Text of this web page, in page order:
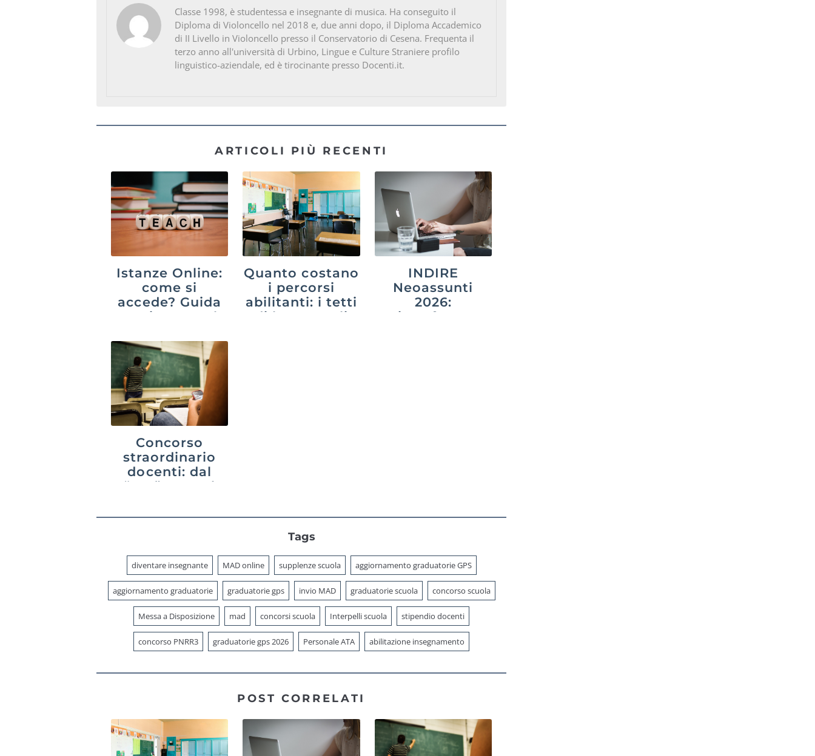
Classe 1998, è studentessa e insegnante di musica. Ha conseguito il
Diploma di Violoncello nel 2018 e, due anni dopo, il Diploma Accademico
di II Livello in Violoncello presso il Conservatorio di Cesena. Frequenta il
terzo anno all'università di Urbino, Lingue e Culture Straniere profilo
linguistico-aziendale, ed è tirocinante presso Docenti.it.
ARTICOLI PIÙ RECENTI
Istanze Online:
come si
accede? Guida
aggiornata al
Quanto costano
i percorsi
abilitanti: i tetti
di legge e gli
INDIRE
Neoassunti
2026:
piattaforma,
Concorso
straordinario
docenti: dal
“Ter” 2023 al
Tags
diventare insegnante MAD online supplenze scuola aggiornamento graduatorie GPS
aggiornamento graduatorie graduatorie gps invio MAD graduatorie scuola concorso scuola
Messa a Disposizione mad concorsi scuola Interpelli scuola stipendio docenti
concorso PNRR3 graduatorie gps 2026 Personale ATA abilitazione insegnamento
POST CORRELATI